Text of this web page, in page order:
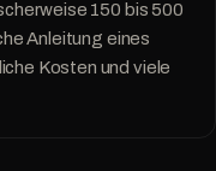
150 bis 500
Anleitung eines
Kosten und viele